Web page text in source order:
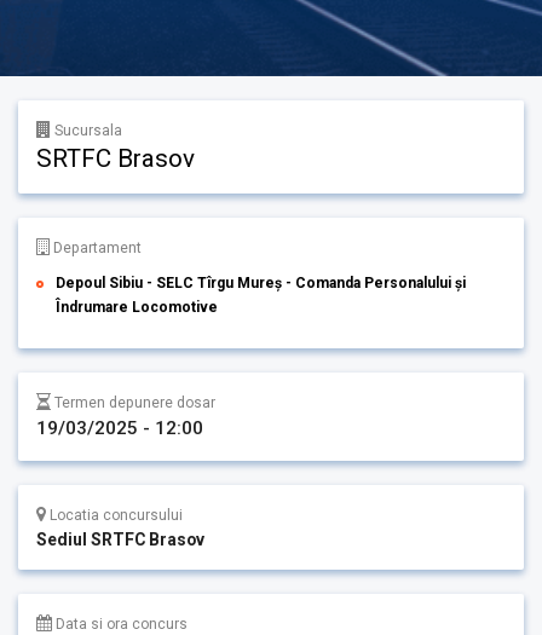
Sucursala
SRTFC Brasov
Departament
Depoul Sibiu - SELC Tîrgu Mureș - Comanda Personalului și
Îndrumare Locomotive
Termen depunere dosar
19/03/2025 - 12:00
Locatia concursului
Sediul SRTFC Brasov
Data si ora concurs